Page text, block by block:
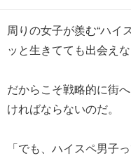
周りの女子が羨む“ハイ
ッと生きてても出会えな
だからこそ戦略的に街
ければならないのだ。
「でも、ハイスペ男子